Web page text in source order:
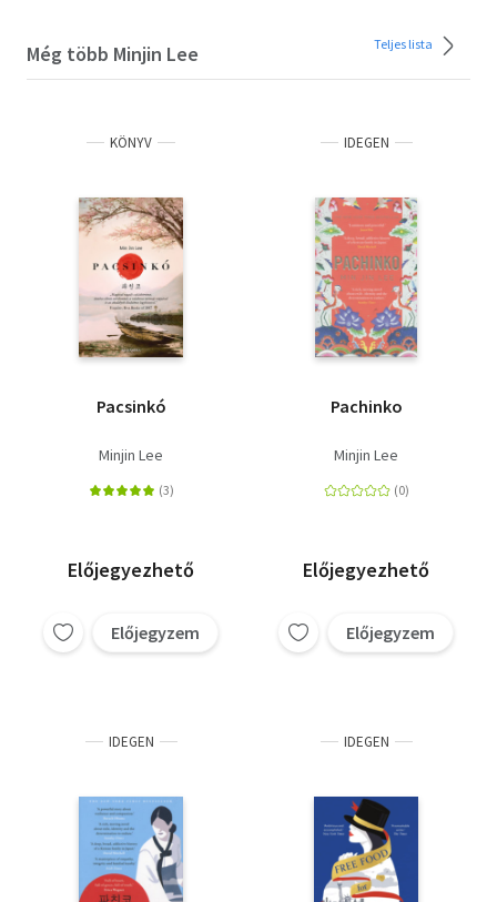
Még több Minjin Lee Teljes lista
KÖNYV
Pacsinkó
Minjin Lee
Előjegyezhető
Előjegyzem
IDEGEN
Pachinko
Minjin Lee
Előjegyezhető
Előjegyzem
IDEGEN IDEGEN